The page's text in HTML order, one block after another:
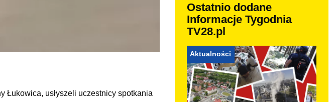
Łukowica, usłyszeli uczestnicy spotkania
Ostatnio dodane
Informacje Tygodnia
TV28.pl
Aktualności